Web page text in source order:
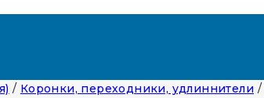
/ Коронки, переходники, удлиннители /